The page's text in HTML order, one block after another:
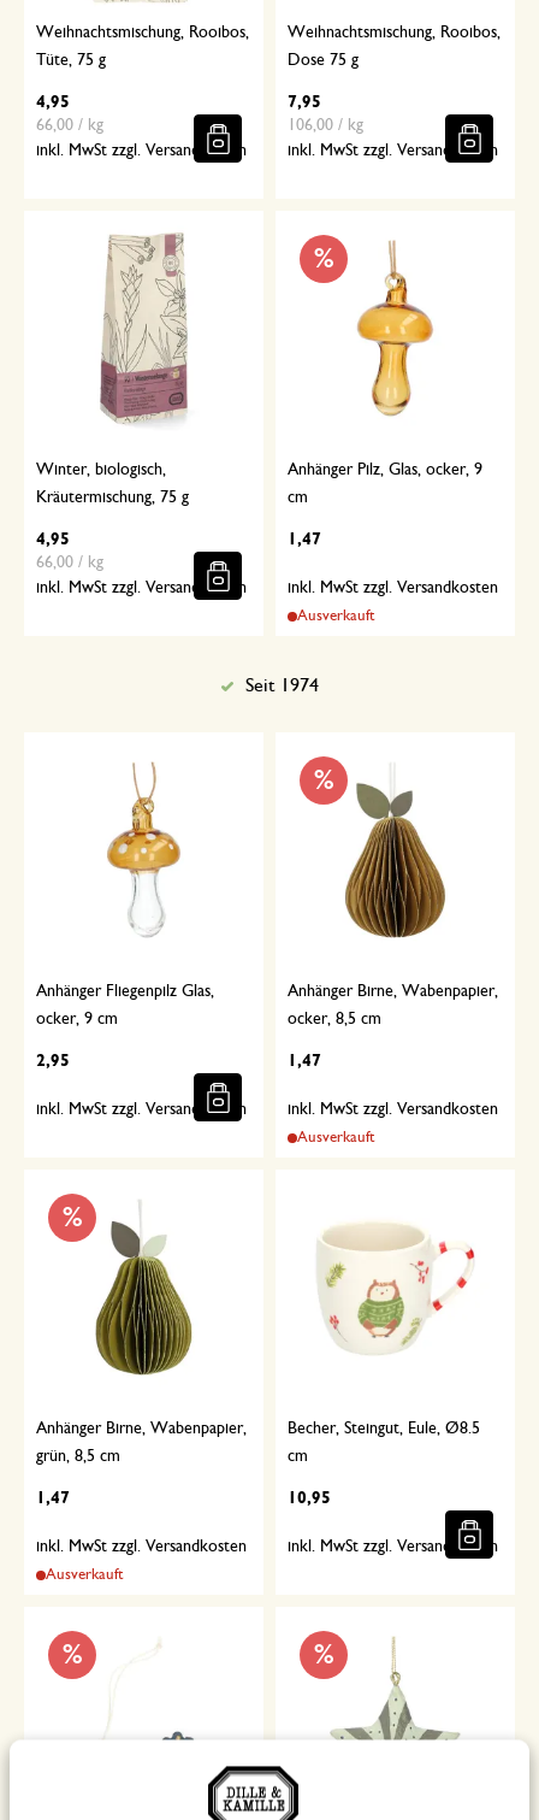
Weihnachtsmischung, Rooibos,
Tüte, 75 g
4,95
66,00 / kg
inkl. MwSt zzgl. Versandkosten
Weihnachtsmischung, Rooibos,
Dose 75 g
7,95
106,00 / kg
inkl. MwSt zzgl. Versandkosten
Winter, biologisch,
Kräutermischung, 75 g
4,95
66,00 / kg
inkl. MwSt zzgl. Versandkosten
%
Anhänger Pilz, Glas, ocker, 9
cm
1,47
inkl. MwSt zzgl. Versandkosten
Ausverkauft
Anhänger Fliegenpilz Glas,
ocker, 9 cm
2,95
inkl. MwSt zzgl. Versandkosten
%
Anhänger Birne, Wabenpapier,
ocker, 8,5 cm
1,47
inkl. MwSt zzgl. Versandkosten
Ausverkauft
%
Anhänger Birne, Wabenpapier,
grün, 8,5 cm
1,47
inkl. MwSt zzgl. Versandkosten
Ausverkauft
Becher, Steingut, Eule, Ø8.5
cm
10,95
inkl. MwSt zzgl. Versandkosten
% %
Seit 1974